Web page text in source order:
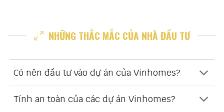
NHỮNG THẮC MẮC CỦA NHÀ ĐẦU TƯ
Có nên đầu tư vào dự án của Vinhomes?
Tính an toàn của các dự án Vinhomes?